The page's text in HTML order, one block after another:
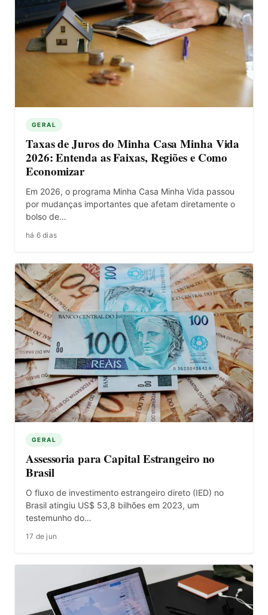
GERAL
Taxas de Juros do Minha Casa Minha Vida
2026: Entenda as Faixas, Regiões e Como
Economizar
Em 2026, o programa Minha Casa Minha Vida passou
por mudanças importantes que afetam diretamente o
bolso de…
há 6 dias
GERAL
Assessoria para Capital Estrangeiro no
Brasil
O fluxo de investimento estrangeiro direto (IED) no
Brasil atingiu US$ 53,8 bilhões em 2023, um
testemunho do…
17 de jun